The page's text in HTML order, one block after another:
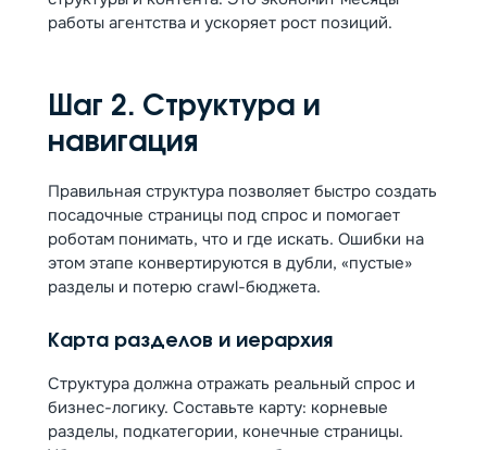
работы агентства и ускоряет рост позиций.
Шаг 2. Структура и
навигация
Правильная структура позволяет быстро создать
посадочные страницы под спрос и помогает
роботам понимать, что и где искать. Ошибки на
этом этапе конвертируются в дубли, «пустые»
разделы и потерю crawl-бюджета.
Карта разделов и иерархия
Структура должна отражать реальный спрос и
бизнес-логику. Составьте карту: корневые
разделы, подкатегории, конечные страницы.